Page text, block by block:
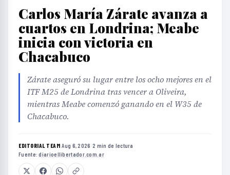
Carlos María Zárate avanza a
cuartos en Londrina; Meabe
inicia con victoria en
Chacabuco
Zárate aseguró su lugar entre los ocho mejores en el
ITF M25 de Londrina tras vencer a Oliveira,
mientras Meabe comenzó ganando en el W35 de
Chacabuco.
EDITORIAL TEAM·Aug 6, 2026 ·2 min de lectura ·
Fuente:diarioellibertador.com.ar